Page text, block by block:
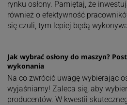
rynku osłony. Pamiętaj, że
również o efektywność
się czuli, tym lepiej będą
Jak wybrać osłony do maszyn?
wykonania
Na co zwrócić uwagę wybierając
wyjaśniamy! Zaleca się, aby
producentów. W kwestii